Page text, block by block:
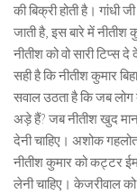
की बिक्री होती है। गांधी
जाती है, इस बारे में
नीतीश को वो सारी टिप्स
सही है कि नीतीश कुमार
सवाल उठता है कि जब लोग
अड़े हैं? जब नीतीश खुद
देनी चाहिए। अशोक
नीतीश कुमार को कट्टर
लेनी चाहिए। केजरीवाल